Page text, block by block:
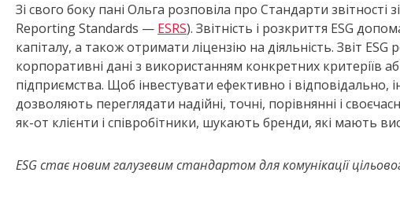
Зі свого боку пані Ольга розповіла про Стандарти
Reporting Standards — ESRS). Звітність і розкриття ESG
капіталу, а також отримати ліцензію на діяльність. Звіт ESG
корпоративні дані з використанням конкретних критеріїв
підприємства. Щоб інвестувати ефективно і відповідально,
дозволяють переглядати надійні, точні, порівнянні і
як-от клієнти і співробітники, шукають бренди, які мають
ESG стає новим галузевим стандартом для комунікації